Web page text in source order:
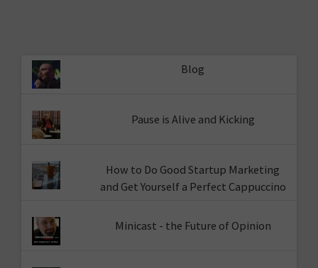
Blog
Pause is Alive and Kicking
How to Do Good Startup Marketing
and Get Yourself a Perfect Cappuccino
Minicast - the Future of Opinion